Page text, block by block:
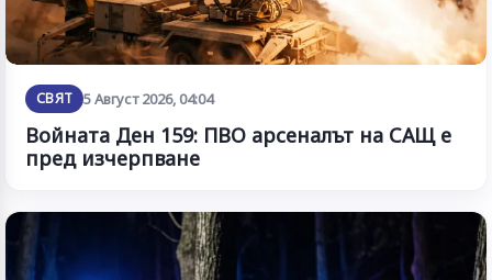
СВЯТ 5 Август 2026, 04:04
Войната Ден 159: ПВО арсеналът на САЩ е
пред изчерпване